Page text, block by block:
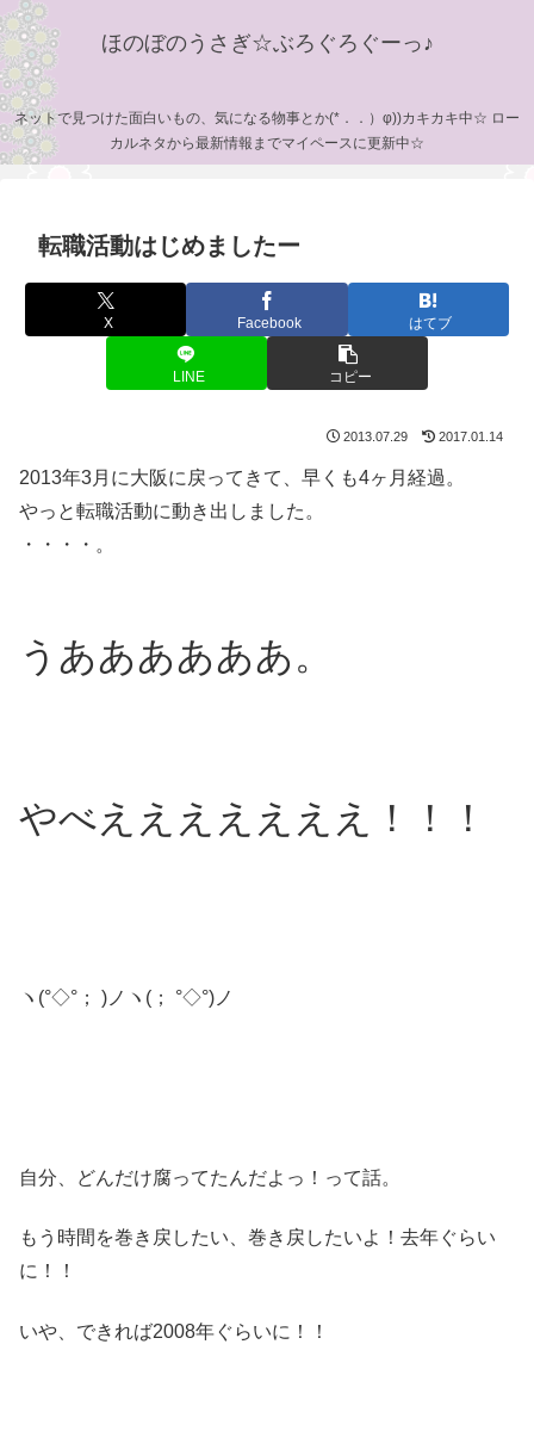
ほのぼのうさぎ☆ぶろぐろぐーっ♪
ネットで見つけた面白いもの、気になる物事とか(*．．）φ))カキカキ中☆ ロー
カルネタから最新情報までマイペースに更新中☆
転職活動はじめましたー
X Facebook はてブ
LINE コピー
2013.07.29 2017.01.14
2013年3月に大阪に戻ってきて、早くも4ヶ月経過。
やっと転職活動に動き出しました。
・・・・。
うああああああ。
やべえええええええ！！！
ヽ(°◇°； )ノヽ(； °◇°)ノ
自分、どんだけ腐ってたんだよっ！って話。
もう時間を巻き戻したい、巻き戻したいよ！去年ぐらい
に！！
いや、できれば2008年ぐらいに！！